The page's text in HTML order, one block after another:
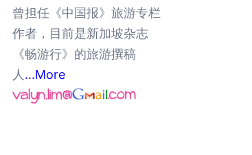
曾担任《中国报》旅游专栏
作者，目前是新加坡杂志
《畅游行》的旅游撰稿
人 ...More